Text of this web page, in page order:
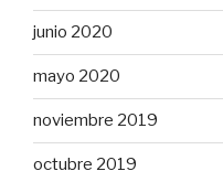
junio 2020
mayo 2020
noviembre 2019
octubre 2019